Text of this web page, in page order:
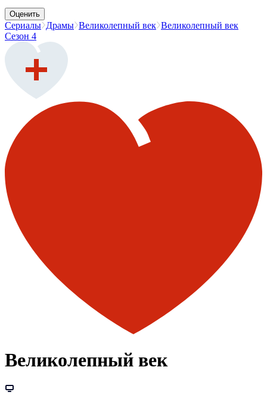
Оценить
Сериалы Драмы Великолепный век Великолепный век
Сезон 4
Великолепный век